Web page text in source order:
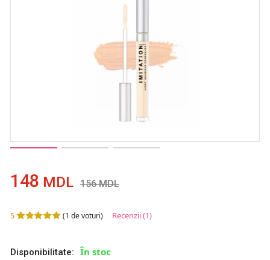
148 MDL 156MDL
5 (1 de voturi) Recenzii(1)
Disponibilitate: În stoc